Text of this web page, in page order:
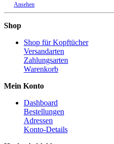
Ansehen
Shop
Shop für Kopftücher
Versandarten
Zahlungsarten
Warenkorb
Mein Konto
Dashboard
Bestellungen
Adressen
Konto-Details